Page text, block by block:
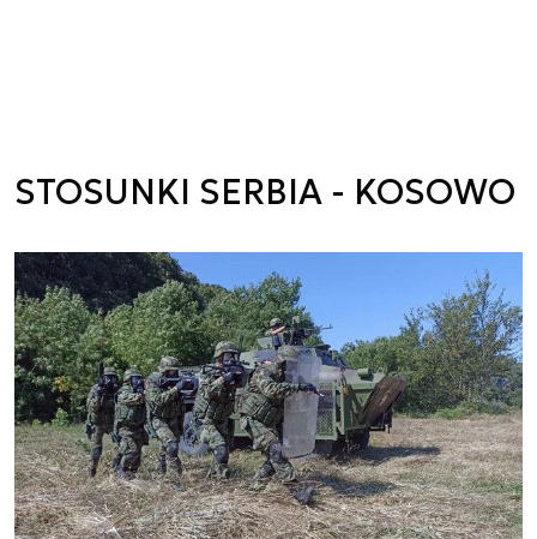
STOSUNKI SERBIA - KOSOWO